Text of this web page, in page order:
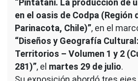
en el oasis de Codpa (Región
Parinacota, Chile)”, en el
“Diseños y Geografía
Territorios – Volumen 1 y 2
281)”, el martes 29 de julio.